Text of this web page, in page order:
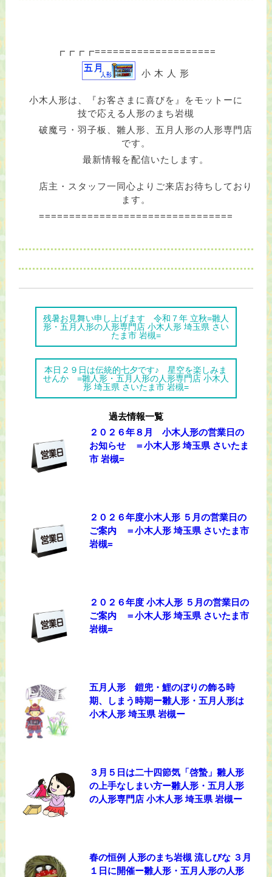
┏┏┏┏====================
小 木 人 形
小木人形は、『お客さまに喜びを』をモットーに
技で応える人形のまち岩槻
破魔弓・羽子板、雛人形、五月人形の人形専門店
です。
最新情報を配信いたします。
店主・スタッフ一同心よりご来店お待ちしており
ます。
================================
残暑お見舞い申し上げます 令和７年 立秋=雛人
形・五月人形の人形専門店 小木人形 埼玉県 さい
たま市 岩槻=
本日２９日は伝統的七夕です♪ 星空を楽しみま
せんか =雛人形・五月人形の人形専門店 小木人
形 埼玉県 さいたま市 岩槻=
過去情報一覧
２０２６年８月 小木人形の営業日の
お知らせ ＝小木人形 埼玉県 さいたま
市 岩槻=
２０２６年度小木人形 ５月の営業日の
ご案内 ＝小木人形 埼玉県 さいたま市
岩槻=
２０２６年度 小木人形 ５月の営業日の
ご案内 ＝小木人形 埼玉県 さいたま市
岩槻=
五月人形 鎧兜・鯉のぼりの飾る時
期、しまう時期ー雛人形・五月人形は
小木人形 埼玉県 岩槻ー
３月５日は二十四節気「啓蟄」雛人形
の上手なしまい方ー雛人形・五月人形
の人形専門店 小木人形 埼玉県 岩槻ー
春の恒例 人形のまち岩槻 流しびな ３月
１日に開催ー雛人形・五月人形の人形